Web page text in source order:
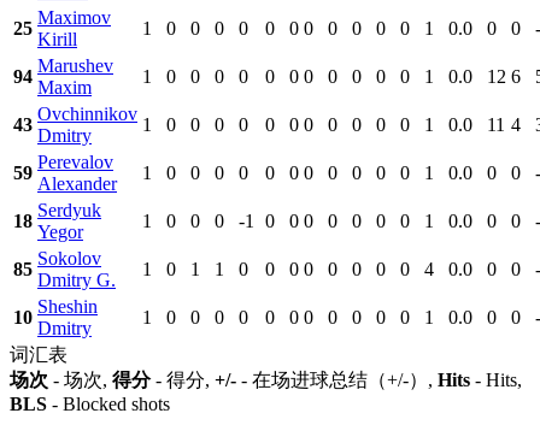
25
Maximov
Kirill
1 0 0 0 0 0 0 0 0 0 0 0 1 0.0 0 0 -
94
Marushev
Maxim
1 0 0 0 0 0 0 0 0 0 0 0 1 0.0 12 6
43
Ovchinnikov
Dmitry
1 0 0 0 0 0 0 0 0 0 0 0 1 0.0 11 4
59
Perevalov
Alexander
1 0 0 0 0 0 0 0 0 0 0 0 1 0.0 0 0 -
18
Serdyuk
Yegor
1 0 0 0 -1 0 0 0 0 0 0 0 1 0.0 0 0 -
85
Sokolov
Dmitry G.
1 0 1 1 0 0 0 0 0 0 0 0 4 0.0 0 0 -
10
Sheshin
Dmitry
1 0 0 0 0 0 0 0 0 0 0 0 1 0.0 0 0
-
词汇表
场次 - 场次, 得分- 得分, +/- - 在场进球总结（+/-）, Hits - Hits,
BLS - Blocked shots